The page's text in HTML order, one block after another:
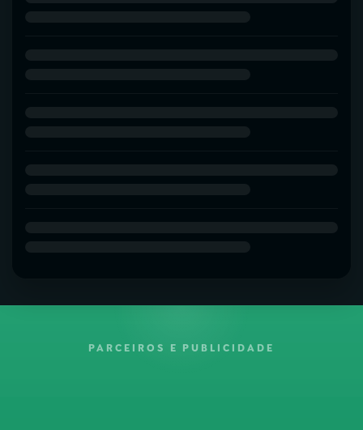
PARCEIROS E PUBLICIDADE